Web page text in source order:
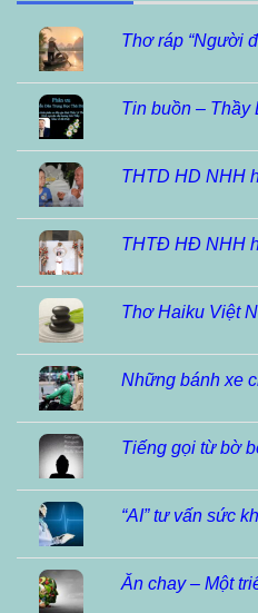
Thơ ráp “Người
Tin buồn – Thầy
THTD HD NHH
THTĐ HĐ NHH
Thơ Haiku Việt
Những bánh xe
Tiếng gọi từ bờ
“AI” tư vấn sức
Ăn chay – Một